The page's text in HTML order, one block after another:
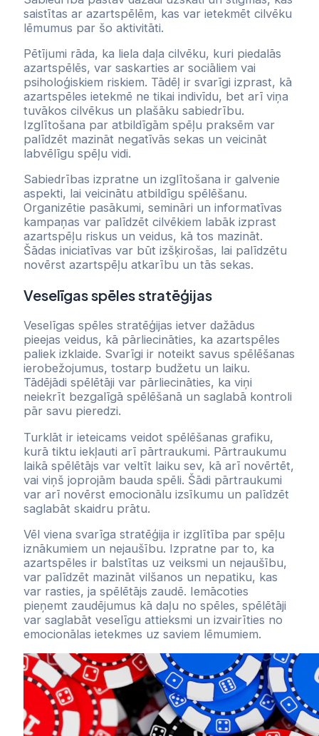
saistītas ar azartspēlēm, kas var ietekmēt cilvēku
lēmumus par šo aktivitāti.
Pētījumi rāda, ka liela daļa cilvēku, kuri piedalās
azartspēlēs, var saskarties ar sociāliem vai
psiholoģiskiem riskiem. Tādēļ ir svarīgi izprast, kā
azartspēles ietekmē ne tikai indivīdu, bet arī viņa
tuvākos cilvēkus un plašāku sabiedrību.
Izglītošana par atbildīgām spēļu praksēm var
palīdzēt mazināt negatīvās sekas un veicināt
labvēlīgu spēļu vidi.
Sabiedrības izpratne un izglītošana ir galvenie
aspekti, lai veicinātu atbildīgu spēlēšanu.
Organizētie pasākumi, semināri un informatīvas
kampaņas var palīdzēt cilvēkiem labāk izprast
azartspēļu riskus un veidus, kā tos mazināt.
Šādas iniciatīvas var būt izšķirošas, lai palīdzētu
novērst azartspēļu atkarību un tās sekas.
Veselīgas spēles stratēģijas
Veselīgas spēles stratēģijas ietver dažādus
pieejas veidus, kā pārliecināties, ka azartspēles
paliek izklaide. Svarīgi ir noteikt savus spēlēšanas
ierobežojumus, tostarp budžetu un laiku.
Tādējādi spēlētāji var pārliecināties, ka viņi
neiekrīt bezgalīgā spēlēšanā un saglabā kontroli
pār savu pieredzi.
Turklāt ir ieteicams veidot spēlēšanas grafiku,
kurā tiktu iekļauti arī pārtraukumi. Pārtraukumu
laikā spēlētājs var veltīt laiku sev, kā arī novērtēt,
vai viņš joprojām bauda spēli. Šādi pārtraukumi
var arī novērst emocionālu izsīkumu un palīdzēt
saglabāt skaidru prātu.
Vēl viena svarīga stratēģija ir izglītība par spēļu
iznākumiem un nejaušību. Izpratne par to, ka
azartspēles ir balstītas uz veiksmi un nejaušību,
var palīdzēt mazināt vilšanos un nepatiku, kas
var rasties, ja spēlētājs zaudē. Iemācoties
pieņemt zaudējumus kā daļu no spēles, spēlētāji
var saglabāt veselīgu attieksmi un izvairīties no
emocionālas ietekmes uz saviem lēmumiem.